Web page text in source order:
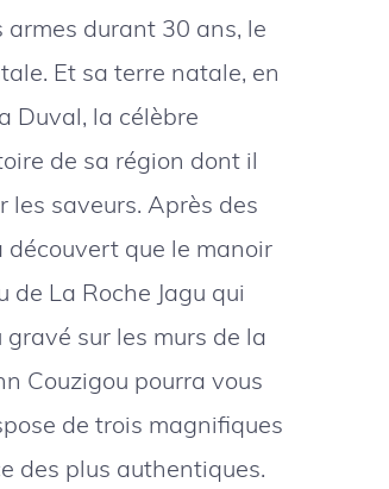
durant 30 ans, le
Et sa terre natale, en
Duval, la célèbre
de sa région dont il
saveurs. Après des
découvert que le manoir
La Roche Jagu qui
sur les murs de la
Couzigou pourra vous
de trois magnifiques
des plus authentiques.